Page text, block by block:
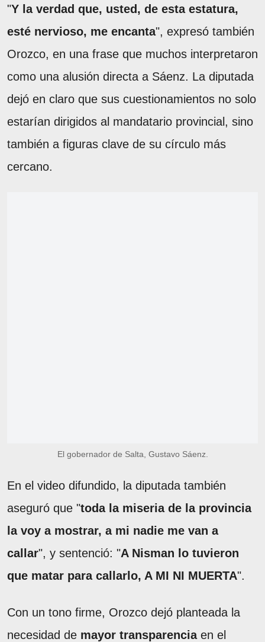
"Y la verdad que, usted, de esta estatura,
esté nervioso, me encanta", expresó también
Orozco, en una frase que muchos interpretaron
como una alusión directa a Sáenz. La diputada
dejó en claro que sus cuestionamientos no solo
estarían dirigidos al mandatario provincial, sino
también a figuras clave de su círculo más
cercano.
El gobernador de Salta, Gustavo Sáenz.
En el video difundido, la diputada también
aseguró que "toda la miseria de la provincia
la voy a mostrar, a mi nadie me van a
callar", y sentenció: "A Nisman lo tuvieron
que matar para callarlo, A MI NI MUERTA".
Con un tono firme, Orozco dejó planteada la
necesidad de mayor transparenciaen el